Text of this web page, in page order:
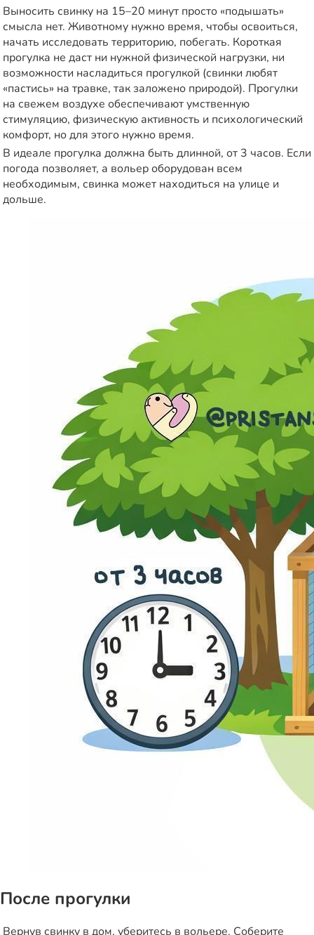
Выносить свинку на 15–20 минут просто «подышать»
смысла нет. Животному нужно время, чтобы освоиться,
начать исследовать территорию, побегать. Короткая
прогулка не даст ни нужной физической нагрузки, ни
возможности насладиться прогулкой (свинки любят
«пастись» на травке, так заложено природой). Прогулки
на свежем воздухе обеспечивают умственную
стимуляцию, физическую активность и психологический
комфорт, но для этого нужно время.
В идеале прогулка должна быть длинной, от 3 часов. Если
погода позволяет, а вольер оборудован всем
необходимым, свинка может находиться на улице и
дольше.
После прогулки
Вернув свинку в дом, уберитесь в вольере. Соберите